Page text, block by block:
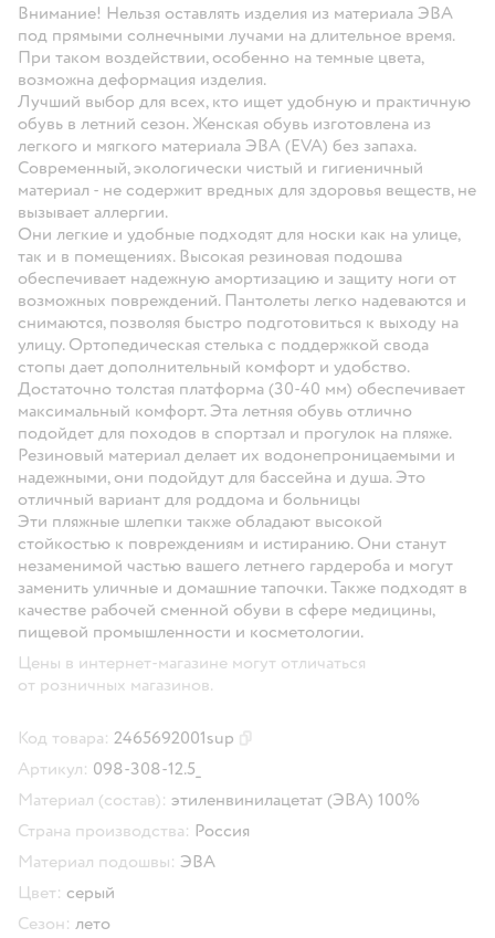
Внимание! Нельзя оставлять изделия из материала ЭВА
под прямыми солнечными лучами на длительное время.
При таком воздействии, особенно на темные цвета,
возможна деформация изделия.
Лучший выбор для всех, кто ищет удобную и практичную
обувь в летний сезон. Женская обувь изготовлена из
легкого и мягкого материала ЭВА (EVA) без запаха.
Современный, экологически чистый и гигиеничный
материал - не содержит вредных для здоровья веществ, не
вызывает аллергии.
Они легкие и удобные подходят для носки как на улице,
так и в помещениях. Высокая резиновая подошва
обеспечивает надежную амортизацию и защиту ноги от
возможных повреждений. Пантолеты легко надеваются и
снимаются, позволяя быстро подготовиться к выходу на
улицу. Ортопедическая стелька с поддержкой свода
стопы дает дополнительный комфорт и удобство.
Достаточно толстая платформа (30-40 мм) обеспечивает
максимальный комфорт. Эта летняя обувь отлично
подойдет для походов в спортзал и прогулок на пляже.
Резиновый материал делает их водонепроницаемыми и
надежными, они подойдут для бассейна и душа. Это
отличный вариант для роддома и больницы
Эти пляжные шлепки также обладают высокой
стойкостью к повреждениям и истиранию. Они станут
незаменимой частью вашего летнего гардероба и могут
заменить уличные и домашние тапочки. Также подходят в
качестве рабочей сменной обуви в сфере медицины,
пищевой промышленности и косметологии.
Цены в интернет-магазине могут отличаться
от розничных магазинов.
Код товара: 2465692001sup
Артикул: 098-308-12.5_
Материал (состав): этиленвинилацетат (ЭВА) 100%
Страна производства: Россия
Материал подошвы: ЭВА
Цвет: серый
Сезон: лето